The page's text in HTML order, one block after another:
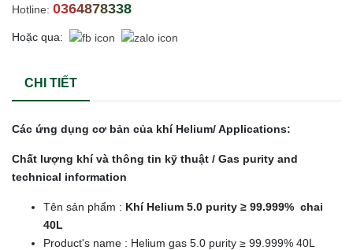
Hotline: 0364878338
Hoặc qua:
CHI TIẾT
Các ứng dụng cơ bản của khí Helium/ Applications:
Chất lượng khí và thông tin kỹ thuật / Gas purity and
technical information
Tên sản phẩm : Khí Helium 5.0 purity ≥ 99.999% chai
40L
Product's name : Helium gas 5.0 purity ≥ 99.999% 40L